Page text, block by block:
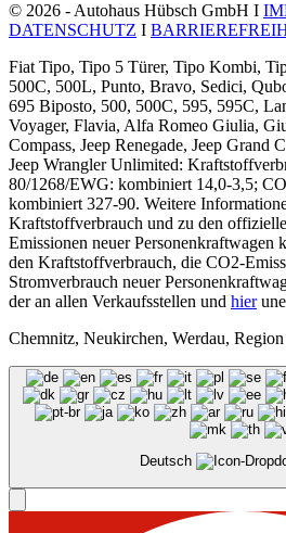
© 2026 - Autohaus Hübsch GmbH I
DATENSCHUTZ I
Fiat Tipo, Tipo 5 Türer, Tipo Kombi,
500C, 500L, Punto, Bravo, Sedici,
695 Biposto, 500, 500C, 595, 595C,
Voyager, Flavia, Alfa Romeo Giulia,
Compass, Jeep Renegade, Jeep Grand
Jeep Wrangler Unlimited:
80/1268/EWG: kombiniert 14,0-3,5;
kombiniert 327-90. Weitere
Kraftstoffverbrauch und zu den
Emissionen neuer Personenkraftwagen
den Kraftstoffverbrauch, die CO2-
Stromverbrauch neuer
der an allen Verkaufsstellen und hier
Chemnitz, Neukirchen, Werdau,
Deutsch